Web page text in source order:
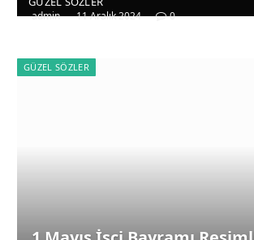
admin 11 Aralık 2024 0
GÜZEL SÖZLER